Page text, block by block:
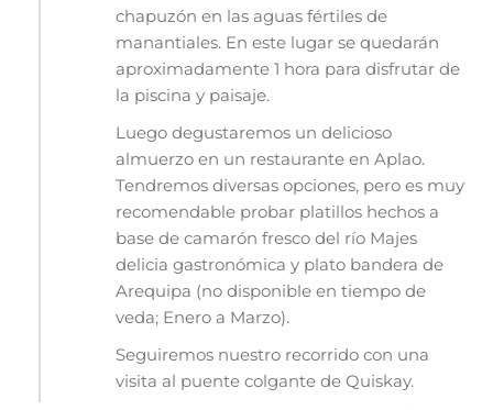
chapuzón en las aguas fértiles de
manantiales. En este lugar se quedarán
aproximadamente 1 hora para disfrutar de
la piscina y paisaje.
Luego degustaremos un delicioso
almuerzo en un restaurante en Aplao.
Tendremos diversas opciones, pero es muy
recomendable probar platillos hechos a
base de camarón fresco del río Majes
delicia gastronómica y plato bandera de
Arequipa (no disponible en tiempo de
veda; Enero a Marzo).
Seguiremos nuestro recorrido con una
visita al puente colgante de Quiskay.